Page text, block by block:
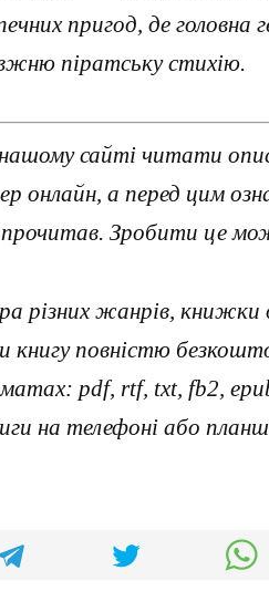
пригод, де
піратську стихію.
сайті читати
онлайн, а перед цим
Зробити це
різних жанрів, книжки
повністю
pdf, rtf, txt, fb2,
на телефоні або